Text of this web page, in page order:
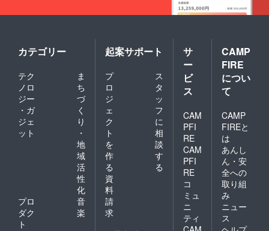
カテゴリー
テク
ノロ
ジー
・ガ
ジェ
ット
ま
ち
づ
く
り
・
地
域
活
性
化
プロ
ダク
ト
音
楽
起案サポート
プ
ロ
ジ
ェ
ク
ト
を
作
る
ス
タ
ッ
フ
に
相
談
す
る
資
料
請
求
サ
ー
ビ
ス
CAM
PFI
RE
CAM
PFI
RE
コ
ミュ
ニ
ティ
CAMP
FIRE
につい
て
CAMP
FIREと
は
あんし
ん・安
全への
取り組
み
ニュー
ス